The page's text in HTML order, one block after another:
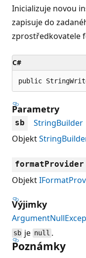
Inicializuje novou
zapisuje do
zprostředkovatele
C#
public
Parametry
sb
StringBuilder
Objekt
formatProvider
Objekt
Výjimky
sb je null .
Poznámky